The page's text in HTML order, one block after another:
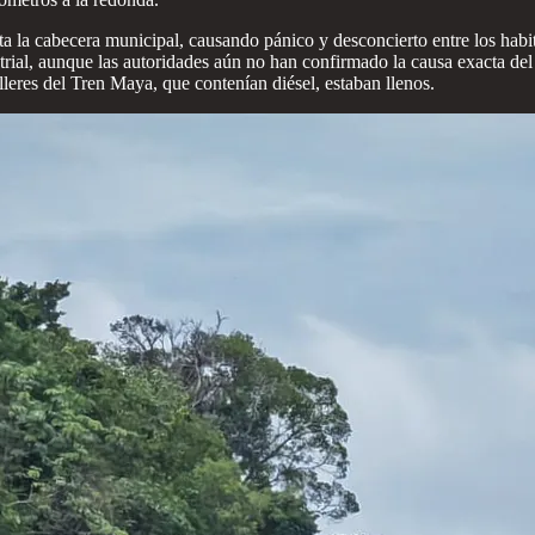
la cabecera municipal, causando pánico y desconcierto entre los
aunque las autoridades aún no han confirmado la causa exacta
del Tren Maya, que contenían diésel, estaban llenos.